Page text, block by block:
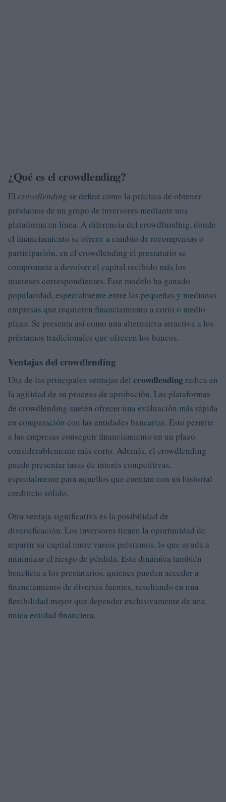
¿Qué es el crowdlending?
El crowdlending se define como la práctica de obtener
préstamos de un grupo de inversores mediante una
plataforma en línea. A diferencia del crowdfunding, donde
el financiamiento se ofrece a cambio de recompensas o
participación, en el crowdlending el prestatario se
compromete a devolver el capital recibido más los
intereses correspondientes. Este modelo ha ganado
popularidad, especialmente entre las pequeñas y medianas
empresas que requieren financiamiento a corto o medio
plazo. Se presenta así como una alternativa atractiva a los
préstamos tradicionales que ofrecen los bancos.
Ventajas del crowdlending
Una de las principales ventajas del crowdlending radica en
la agilidad de su proceso de aprobación. Las plataformas
de crowdlending suelen ofrecer una evaluación más rápida
en comparación con las entidades bancarias. Esto permite
a las empresas conseguir financiamiento en un plazo
considerablemente más corto. Además, el crowdlending
puede presentar tasas de interés competitivas,
especialmente para aquellos que cuentan con un historial
crediticio sólido.
Otra ventaja significativa es la posibilidad de
diversificación. Los inversores tienen la oportunidad de
repartir su capital entre varios préstamos, lo que ayuda a
minimizar el riesgo de pérdida. Esta dinámica también
beneficia a los prestatarios, quienes pueden acceder a
financiamiento de diversas fuentes, resultando en una
flexibilidad mayor que depender exclusivamente de una
única entidad financiera.